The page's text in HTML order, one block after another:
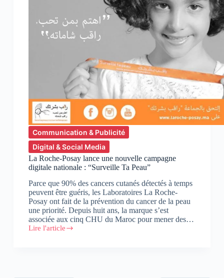
Communication & Publicité
Digital & Social Media
La Roche-Posay lance une nouvelle campagne
digitale nationale : “Surveille Ta Peau”
Parce que 90% des cancers cutanés détectés à temps
peuvent être guéris, les Laboratoires La Roche-
Posay ont fait de la prévention du cancer de la peau
une priorité. Depuis huit ans, la marque s’est
associée aux cinq CHU du Maroc pour mener des…
Lire l'article
La